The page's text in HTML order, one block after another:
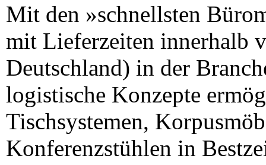
Mit den »schnellsten
mit Lieferzeiten innerhalb
Deutschland) in der
logistische Konzepte
Tischsystemen,
Konferenzstühlen in